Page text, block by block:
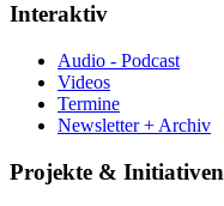
Interaktiv
Audio - Podcast
Videos
Termine
Newsletter + Archiv
Projekte & Initiativen